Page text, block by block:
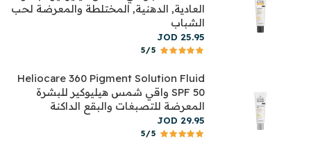
العادية, الدهنية, المختلطة والمعرضة لحب
الشباب
JOD 25.95
5/5
Heliocare 360 Pigment Solution Fluid
SPF 50 واقي شمس هيليوكير للبشرة
المعرضة للتصبغات والبقع الداكنة
JOD 29.95
5/5